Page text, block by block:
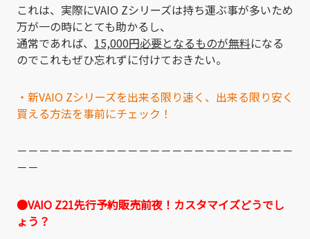
これは、実際にVAIO Zシリーズは持ち運ぶ事が多いため
万が一の時にとても助かるし、
通常であれば、 15,000円必要となるものが無料になる
のでこれもぜひ忘れずに付けておきたい。
・新VAIO Zシリーズを出来る限り速く、出来る限り安く
買える方法を事前にチェック！
－－－－－－－－－－－－－－－－－－－－－－－－－
－－
●VAIO Z21先行予約販売前夜！カスタマイズどうでし
ょう？